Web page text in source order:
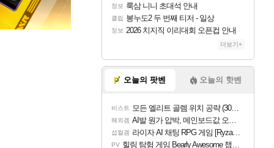
정보 룩삼 니니 초대석 안내
클립 봉누도2 두 번째 티저 - 일상
정보 2026 치지직 이리대회 오픈컵 안내
더보기+
오늘의 팟벤 오늘의 핫벤
비스트 모든 엘리트 골렘 위치 공략 (30개) - 방랑 결투가
해외겜 AI발 원가 압박, 메인보드값 오르나
섭컬겜 라이자 AI 채팅 RPG 게임 [RyzaChat: AI] 공개
PV 힐링 탐험 게임 Bearly Awesome 챕터 1 트레일러